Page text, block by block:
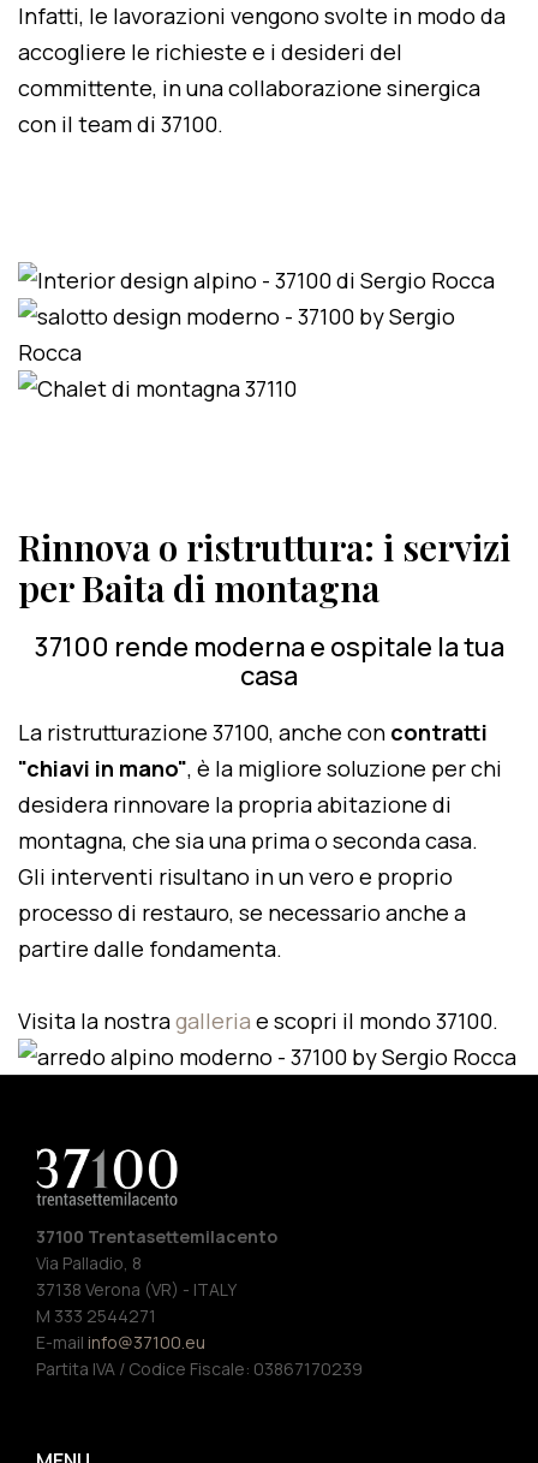
Infatti, le lavorazioni vengono svolte in modo da
accogliere le richieste e i desideri del
committente, in una collaborazione sinergica
con il team di 37100.
Rinnova o ristruttura: i servizi
per Baita di montagna
37100 rende moderna e ospitale la tua
casa
La ristrutturazione 37100, anche con contratti
"chiavi in mano", è la migliore soluzione per chi
desidera rinnovare la propria abitazione di
montagna, che sia una prima o seconda casa.
Gli interventi risultano in un vero e proprio
processo di restauro, se necessario anche a
partire dalle fondamenta.
Visita la nostragalleria e scopri il mondo 37100.
37100 Trentasettemilacento
Via Palladio, 8
37138 Verona (VR) - ITALY
M 333 2544271
E-mail info@37100.eu
Partita IVA / Codice Fiscale: 03867170239